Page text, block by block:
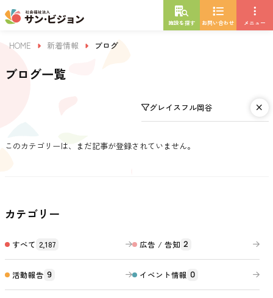
施設を探す お問い合わせ メニュー
HOME 新着情報 ブログ
ブログ一覧
グレイスフル岡谷
このカテゴリーは、まだ記事が登録されていません。
カテゴリー
すべて 2,187 広告 / 告知 2
活動報告 9 イベント情報 0